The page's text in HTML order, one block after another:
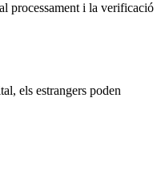
processament i la verificació
els estrangers poden